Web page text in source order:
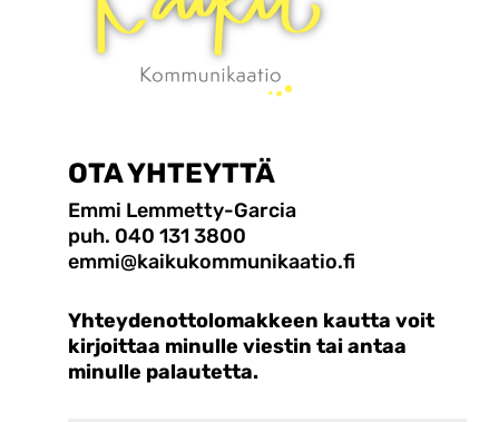
OTA YHTEYTTÄ
Emmi Lemmetty-Garcia
puh. 040 131 3800
emmi@kaikukommunikaatio.fi
Yhteydenottolomakkeen kautta voit
kirjoittaa minulle viestin tai antaa
minulle palautetta.